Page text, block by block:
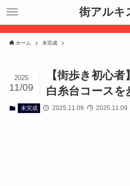
街アルキ
ホーム 未完成
【街歩き初心
白糸台コースを
2025
11/09
未完成 2025.11.09 2025.11.09